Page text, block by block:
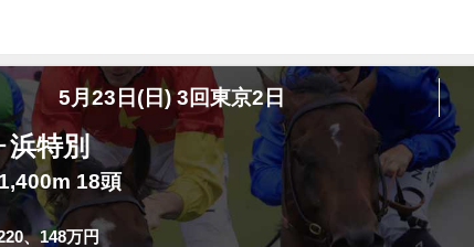
5月23日(日) 3回東京2日
浜特別
18頭
、148万円